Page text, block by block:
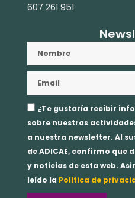
607 261 951
Aceptación
privacidad
¿Te gustaría recibir
sobre nuestras
a nuestra newsletter. Al
de ADICAE, confirmo
y noticias de esta web.
leído la Política de